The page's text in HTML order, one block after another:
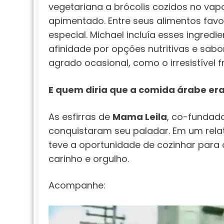
vegetariana a brócolis cozidos no
apimentado. Entre seus alimentos
especial. Michael incluía esses
afinidade por opções nutritivas e
agrado ocasional, como o irresistível
E quem diria que a comida árabe
As esfirras de Mama Leila, co-
conquistaram seu paladar. Em um
teve a oportunidade de cozinhar
carinho e orgulho.
Acompanhe: